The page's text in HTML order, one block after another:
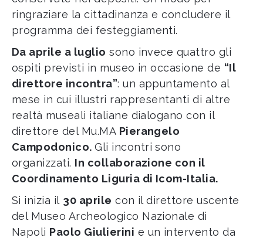
ringraziare la cittadinanza e concludere il
programma dei festeggiamenti.
Da aprile a luglio sono invece quattro gli
ospiti previsti in museo in occasione de “Il
direttore incontra”: un appuntamento al
mese in cui illustri rappresentanti di altre
realtà museali italiane dialogano con il
direttore del Mu.MA Pierangelo
Campodonico.Gli incontri sono
organizzati. In collaborazione con il
Coordinamento Liguria di Icom-Italia.
Si inizia il 30 aprile con il direttore uscente
del Museo Archeologico Nazionale di
Napoli Paolo Giulierini e un intervento da